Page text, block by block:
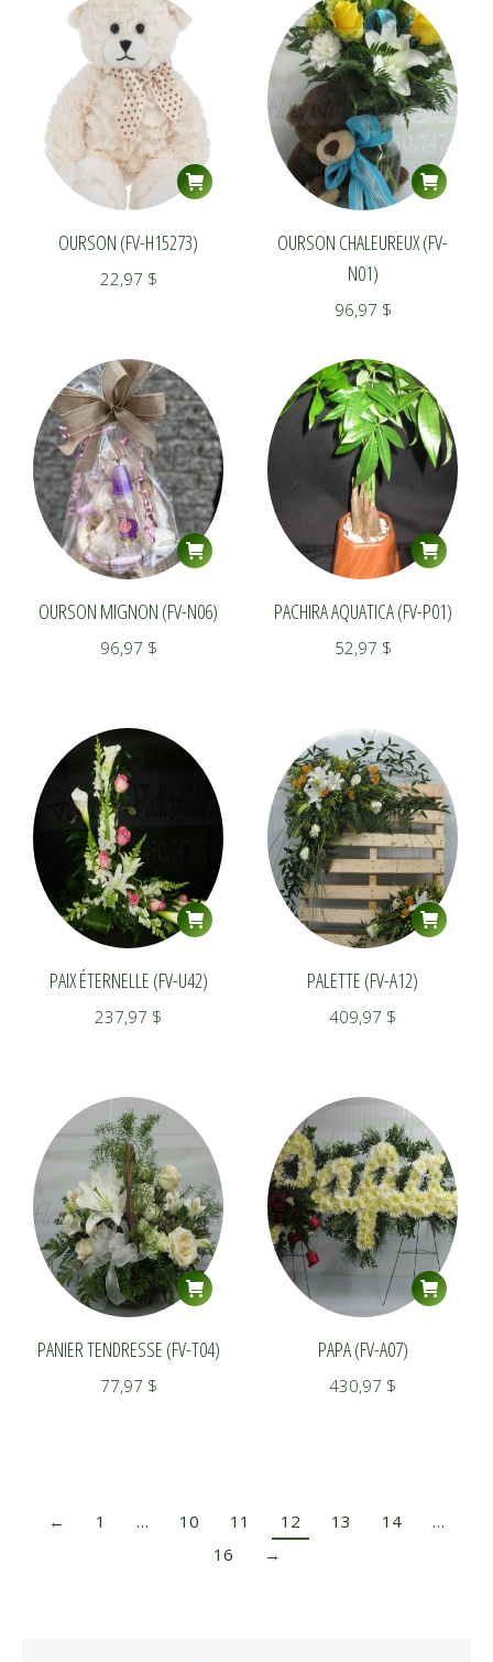
OURSON (FV-H15273)
22,97 $
OURSON CHALEUREUX (FV-
N01)
96,97 $
OURSON MIGNON (FV-N06)
96,97 $
PACHIRA AQUATICA (FV-P01)
52,97 $
PAIX ÉTERNELLE (FV-U42)
237,97 $
PALETTE (FV-A12)
409,97 $
PANIER TENDRESSE (FV-T04)
77,97 $
PAPA (FV-A07)
430,97 $
← 1 … 10 11 12 13 14
…
16
→